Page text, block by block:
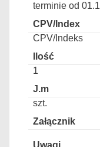
terminie od
CPV/Indeks
1
szt.